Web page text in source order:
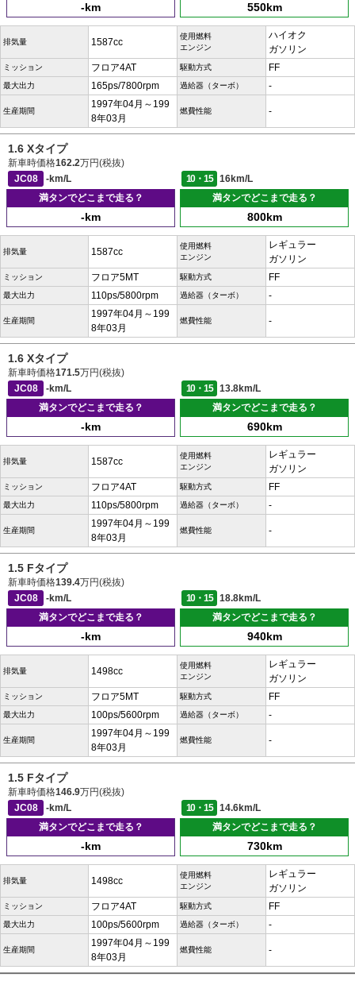
-km 550km
排気量 1587cc
使用燃料
エンジン
ハイオク
ガソリン
ミッション フロア4AT 駆動方式 FF
最大出力 165ps/7800rpm 過給器（ターボ） -
生産期間
1997年04月～199
8年03月
燃費性能 -
1.6 Xタイプ
新車時価格162.2万円(税抜)
JC08
-km/L 10・15
16km/L
満タンでどこまで走る？
-km
満タンでどこまで走る？
800km
排気量 1587cc
使用燃料
エンジン
レギュラー
ガソリン
ミッション フロア5MT 駆動方式 FF
最大出力 110ps/5800rpm 過給器（ターボ） -
生産期間
1997年04月～199
8年03月
燃費性能 -
1.6 Xタイプ
新車時価格171.5万円(税抜)
JC08
-km/L 10・15
13.8km/L
満タンでどこまで走る？
-km
満タンでどこまで走る？
690km
排気量 1587cc
使用燃料
エンジン
レギュラー
ガソリン
ミッション フロア4AT 駆動方式 FF
最大出力 110ps/5800rpm 過給器（ターボ） -
生産期間
1997年04月～199
8年03月
燃費性能 -
1.5 Fタイプ
新車時価格139.4万円(税抜)
JC08
-km/L 10・15
18.8km/L
満タンでどこまで走る？
-km
満タンでどこまで走る？
940km
排気量 1498cc
使用燃料
エンジン
レギュラー
ガソリン
ミッション フロア5MT 駆動方式 FF
最大出力 100ps/5600rpm 過給器（ターボ） -
生産期間
1997年04月～199
8年03月
燃費性能 -
1.5 Fタイプ
新車時価格146.9万円(税抜)
JC08
-km/L 10・15
14.6km/L
満タンでどこまで走る？
-km
満タンでどこまで走る？
730km
排気量 1498cc
使用燃料
エンジン
レギュラー
ガソリン
ミッション フロア4AT 駆動方式 FF
最大出力 100ps/5600rpm 過給器（ターボ） -
生産期間
1997年04月～199
8年03月
燃費性能 -